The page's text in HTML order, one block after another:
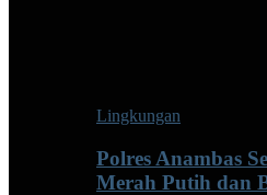
Lingkungan
Polres Anambas
Merah Putih dan